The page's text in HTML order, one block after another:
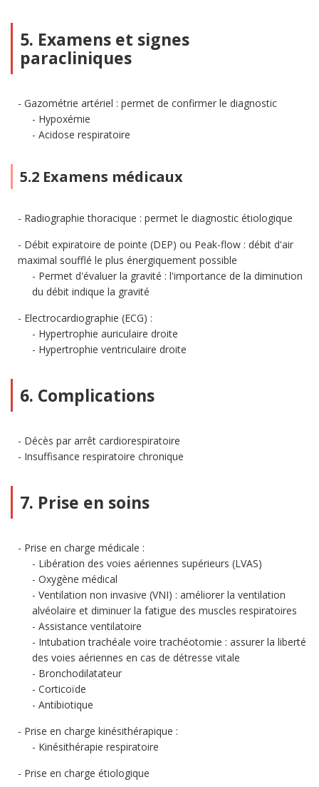
5. Examens et signes
paracliniques
Gazométrie artériel : permet de confirmer le diagnostic
Hypoxémie
Acidose respiratoire
5.2 Examens médicaux
Radiographie thoracique : permet le diagnostic étiologique
Débit expiratoire de pointe (DEP) ou Peak-flow : débit d'air
maximal soufflé le plus énergiquement possible
Permet d'évaluer la gravité : l'importance de la diminution
du débit indique la gravité
Electrocardiographie (ECG) :
Hypertrophie auriculaire droite
Hypertrophie ventriculaire droite
6. Complications
Décès par arrêt cardiorespiratoire
Insuffisance respiratoire chronique
7. Prise en soins
Prise en charge médicale :
Libération des voies aériennes supérieurs (LVAS)
Oxygène médical
Ventilation non invasive (VNI) : améliorer la ventilation
alvéolaire et diminuer la fatigue des muscles respiratoires
Assistance ventilatoire
Intubation trachéale voire trachéotomie : assurer la liberté
des voies aériennes en cas de détresse vitale
Bronchodilatateur
Corticoïde
Antibiotique
Prise en charge kinésithérapique :
Kinésithérapie respiratoire
Prise en charge étiologique